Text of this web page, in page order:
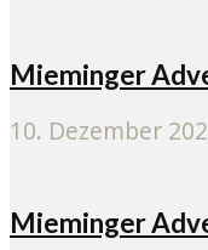
Mieminger
10. Dezember
Mieminger